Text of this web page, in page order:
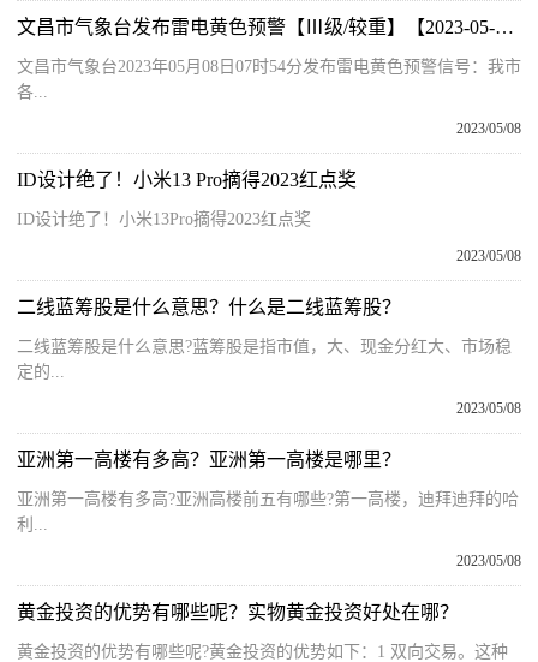
文昌市气象台发布雷电黄色预警【Ⅲ级/较重】【2023-05-08】-每日快播
文昌市气象台2023年05月08日07时54分发布雷电黄色预警信号：我市
各...
2023/05/08
ID设计绝了！小米13 Pro摘得2023红点奖
ID设计绝了！小米13Pro摘得2023红点奖
2023/05/08
二线蓝筹股是什么意思？什么是二线蓝筹股？
二线蓝筹股是什么意思?蓝筹股是指市值，大、现金分红大、市场稳
定的...
2023/05/08
亚洲第一高楼有多高？亚洲第一高楼是哪里？
亚洲第一高楼有多高?亚洲高楼前五有哪些?第一高楼，迪拜迪拜的哈
利...
2023/05/08
黄金投资的优势有哪些呢？实物黄金投资好处在哪？
黄金投资的优势有哪些呢?黄金投资的优势如下：1 双向交易。这种